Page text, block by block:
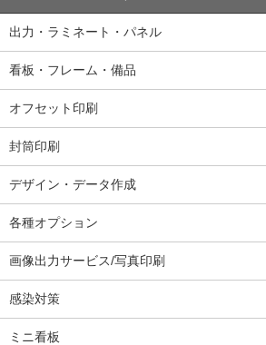
出力・ラミネート・パネル
看板・フレーム・備品
オフセット印刷
封筒印刷
デザイン・データ作成
各種オプション
画像出力サービス/写真印刷
感染対策
ミニ看板